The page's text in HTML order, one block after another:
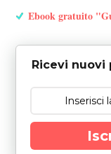
Ebook gratuito
Ricevi nuovi